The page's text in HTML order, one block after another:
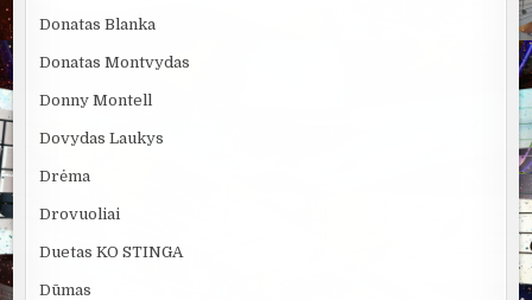
Donatas Blanka
Donatas Montvydas
Donny Montell
Dovydas Laukys
Drėma
Drovuoliai
Duetas KO STINGA
Dūmas